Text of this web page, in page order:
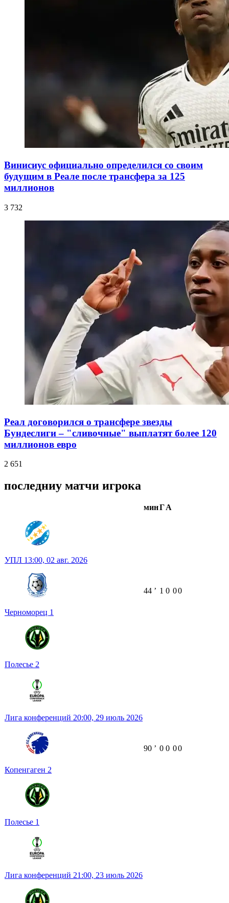
Винисиус официально определился со своим
будущим в Реале после трансфера за 125
миллионов
3 732
Реал договорился о трансфере звезды
Бундеслиги – "сливочные" выплатят более 120
миллионов евро
2 651
последниу матчи игрока
минГА
УПЛ 13:00, 02 авг. 2026
Черноморец 1
Полесье 2
44 ʼ 1 0 00
Лига конференций 20:00, 29 июль 2026
Копенгаген 2
Полесье 1
90 ʼ 0 0 00
Лига конференций 21:00, 23 июль 2026